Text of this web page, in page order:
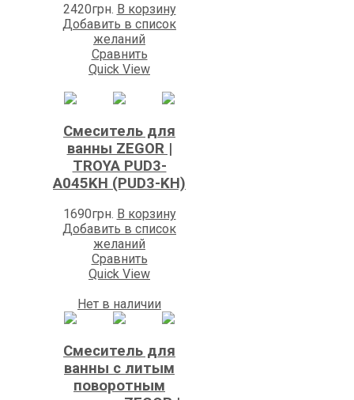
2420грн. В корзину
Добавить в список
желаний
Сравнить
Quick View
Смеситель для
ванны ZEGOR |
TROYA PUD3-
A045KH (PUD3-KH)
1690грн. В корзину
Добавить в список
желаний
Сравнить
Quick View
Нет в наличии
Смеситель для
ванны с литым
поворотным